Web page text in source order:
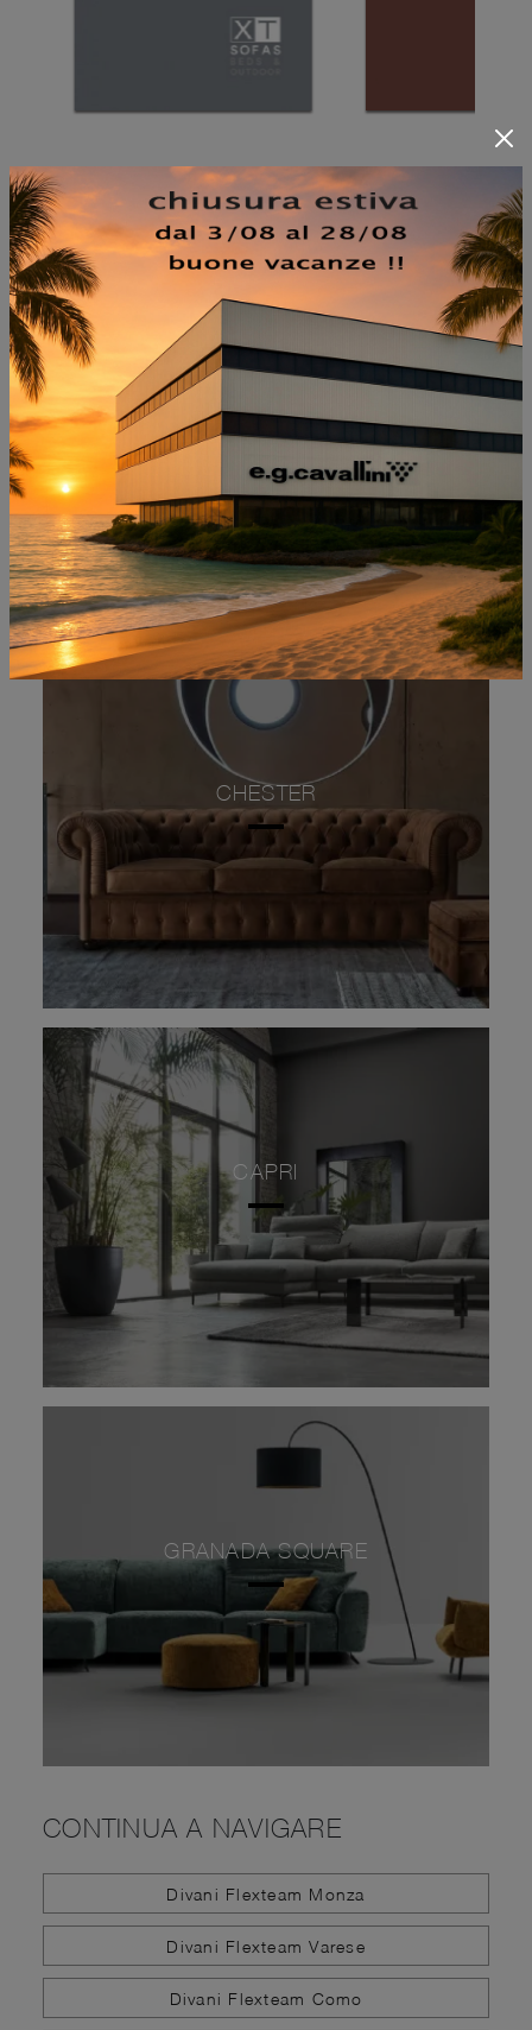
NON PERDERTI ANCHE:
GRAN TORINO
CHESTER
CAPRI
GRANADA SQUARE
CONTINUA A NAVIGARE
Divani Flexteam Monza
Divani Flexteam Varese
Divani Flexteam Como